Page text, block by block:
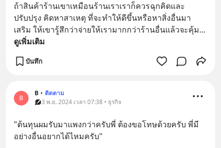
ถ้าสินค้าร้านเขาเหมือนร้านเราเราก็ควรฉุกคิดและ
ปรับปรุง คิดหาสาเหตุ ที่จะทำให้ดีขึ้นหรือหาสิ่งอื่นมา
เสริม ให้เขารู้สึกว่าจ่ายให้เรามากกว่าร้านอื่นแล้วจะคุ้ม...
ดูเพิ่มเติม
บันทึก
B
B • ติดตาม
3 พ.ย. 2024 เวลา 07:38 • ธุรกิจ
"ต้นทุนผมรับมาแพงกว่าครับพี่ ต้องขอโทษด้วยครับ พี่มี
อย่างอื่นอยากได้ไหมครับ"